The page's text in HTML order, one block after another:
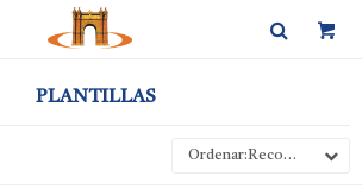
PLANTILLAS
Recomendados